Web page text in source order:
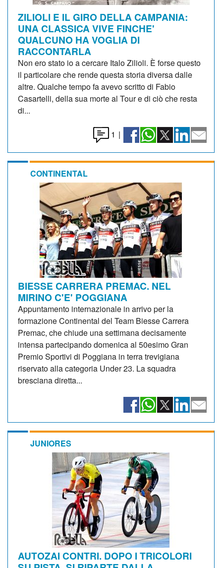
ZILIOLI E IL GIRO DELLA CAMPANIA:
UNA CLASSICA VIVE FINCHE'
QUALCUNO HA VOGLIA DI
RACCONTARLA
Non ero stato io a cercare Italo Zilioli. È forse questo
il particolare che rende questa storia diversa dalle
altre. Qualche tempo fa avevo scritto di Fabio
Casartelli, della sua morte al Tour e di ciò che resta
di...
1 |
CONTINENTAL
BIESSE CARRERA PREMAC. NEL
MIRINO C'E' POGGIANA
Appuntamento internazionale in arrivo per la
formazione Continental del Team Biesse Carrera
Premac, che chiude una settimana decisamente
intensa partecipando domenica al 50esimo Gran
Premio Sportivi di Poggiana in terra trevigiana
riservato alla categoria Under 23. La squadra
bresciana diretta...
JUNIORES
AUTOZAI CONTRI. DOPO I TRICOLORI